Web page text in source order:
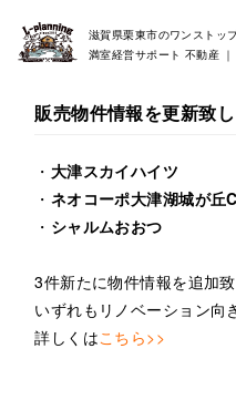
滋賀県栗東市のワンストッ
満室経営サポート 不動産
販売物件情報を更新致し
・ 大津スカイハイツ
・ ネオコーポ大津湖城が丘
・ シャルムおおつ
3件新たに物件情報を追加致
いずれもリノベーション向
詳しくはこちら>>